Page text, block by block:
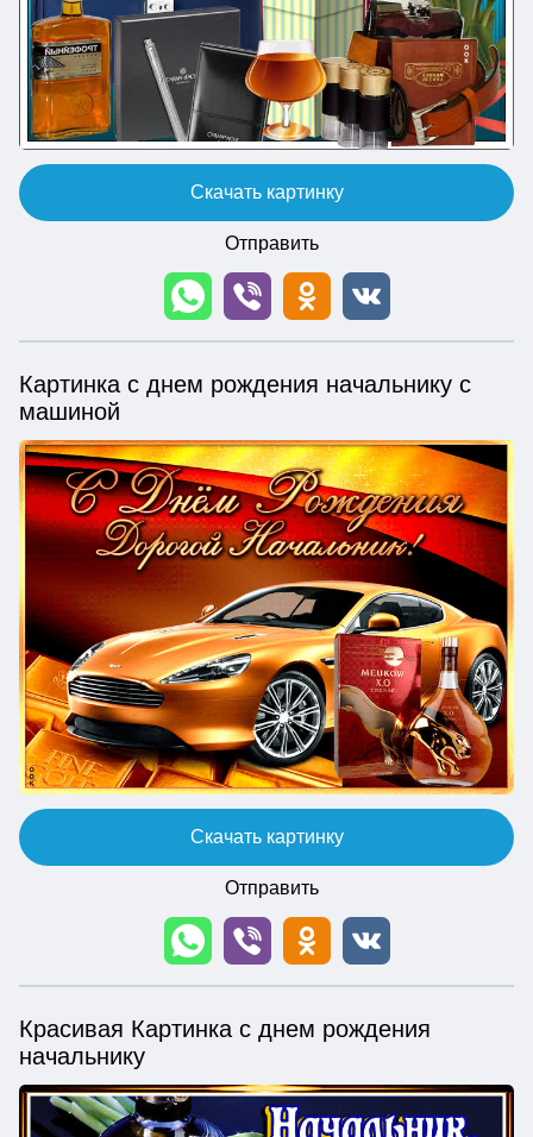
Скачать картинку
Отправить
Картинка с днем рождения начальнику с
машиной
Скачать картинку
Отправить
Красивая Картинка с днем рождения
начальнику